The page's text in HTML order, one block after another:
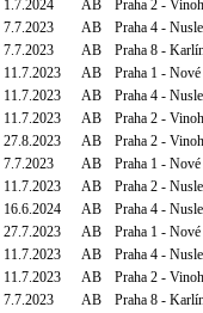
1.7.2024 AB
Praha 2 -
7.7.2023 AB
Praha 4 -
7.7.2023 AB
Praha 8 -
11.7.2023 AB
Praha 1 -
11.7.2023 AB
Praha 4 -
11.7.2023 AB
Praha 2 -
27.8.2023 AB
Praha 2 -
7.7.2023 AB
Praha 1 -
11.7.2023 AB
Praha 2 -
16.6.2024 AB
Praha 4 -
27.7.2023 AB
Praha 1 -
11.7.2023 AB
Praha 4 -
11.7.2023 AB
Praha 2 -
7.7.2023 AB
Praha 8 -